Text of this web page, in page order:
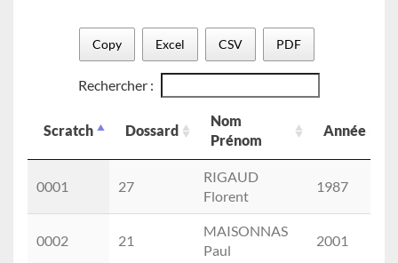
Copy Excel CSV PDF
Rechercher :
Scratch Dossard
Nom
Prénom
Année
Nom
Prénom
0001
27
RIGAUD
Florent
1987
0002 21
MAISONNAS
Paul
2001